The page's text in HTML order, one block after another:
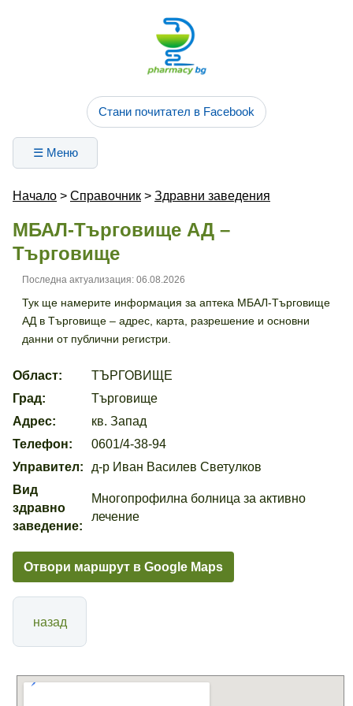
Стани почитател в Facebook
☰ Меню
Начало > Справочник > Здравни заведения
МБАЛ-Търговище АД –
Търговище
Последна актуализация: 06.08.2026
Тук ще намерите информация за аптека МБАЛ-Търговище
АД в Търговище – адрес, карта, разрешение и основни
данни от публични регистри.
Област:
ТЪРГОВИЩЕ
Град:
Търговище
Адрес:
кв. Запад
Телефон:
0601/4-38-94
Управител:
д-р Иван Василев Светулков
Вид
здравно
заведение:
Многопрофилна болница за активно
лечение
Отвори маршрут в Google Maps
назад